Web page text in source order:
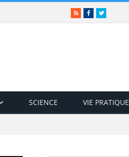
RSSFacebookTwitter
SCIENCE VIE PRATIQUE